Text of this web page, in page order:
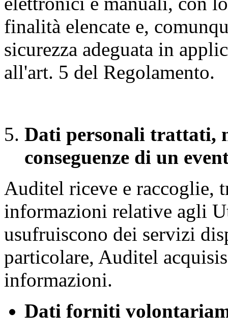
finalità elencate e,
sicurezza adeguata in
all'art. 5 del Regolamento.
Dati personali trattati,
conseguenze di un
Auditel riceve e raccoglie,
informazioni relative agli
usufruiscono dei servizi
particolare, Auditel
informazioni.
Dati forniti